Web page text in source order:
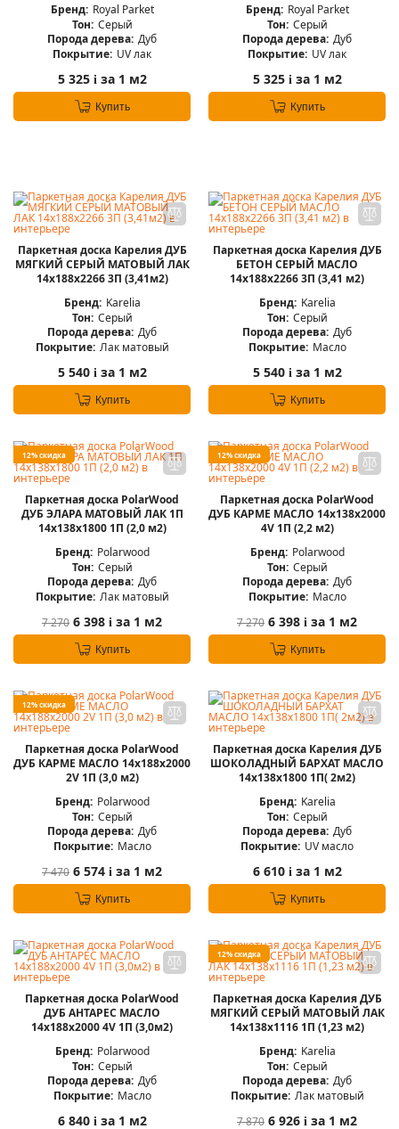
Бренд: Royal Parket
Тон: Серый
Порода дерева: Дуб
Покрытие: UV лак
5 325 iза 1 м2
Купить
Бренд: Royal Parket
Тон: Серый
Порода дерева: Дуб
Покрытие: UV лак
5 325 iза 1 м2
Купить
Паркетная доска Карелия ДУБ
МЯГКИЙ СЕРЫЙ МАТОВЫЙ ЛАК
14x188x2266 3П (3,41м2)
Бренд: Karelia
Тон: Серый
Порода дерева: Дуб
Покрытие: Лак матовый
5 540 iза 1 м2
Купить
Паркетная доска Карелия ДУБ
БЕТОН СЕРЫЙ МАСЛО
14x188x2266 3П (3,41 м2)
Бренд: Karelia
Тон: Серый
Порода дерева: Дуб
Покрытие: Масло
5 540 iза 1 м2
Купить
12% скидка
Паркетная доска PolarWood
ДУБ ЭЛАРА МАТОВЫЙ ЛАК 1П
14x138x1800 1П (2,0 м2)
Бренд: Polarwood
Тон: Серый
Порода дерева: Дуб
Покрытие: Лак матовый
7 270 6 398 i за 1 м2
Купить
12% скидка
Паркетная доска PolarWood
ДУБ КАРМЕ МАСЛО 14x138x2000
4V 1П (2,2 м2)
Бренд: Polarwood
Тон: Серый
Порода дерева: Дуб
Покрытие: Масло
7 270 6 398 i за 1 м2
Купить
12% скидка
Паркетная доска PolarWood
ДУБ КАРМЕ МАСЛО 14x188x2000
2V 1П (3,0 м2)
Бренд: Polarwood
Тон: Серый
Порода дерева: Дуб
Покрытие: Масло
7 470 6 574 i за 1 м2
Купить
Паркетная доска Карелия ДУБ
ШОКОЛАДНЫЙ БАРХАТ МАСЛО
14x138x1800 1П( 2м2)
Бренд: Karelia
Тон: Серый
Порода дерева: Дуб
Покрытие: UV масло
6 610 iза 1 м2
Купить
Паркетная доска PolarWood
ДУБ АНТАРЕС МАСЛО
14x188x2000 4V 1П (3,0м2)
Бренд: Polarwood
Тон: Серый
Порода дерева: Дуб
Покрытие: Масло
6 840 iза 1 м2
12% скидка
Паркетная доска Карелия ДУБ
МЯГКИЙ СЕРЫЙ МАТОВЫЙ ЛАК
14x138x1116 1П (1,23 м2)
Бренд: Karelia
Тон: Серый
Порода дерева: Дуб
Покрытие: Лак матовый
7 870 6 926 i за 1 м2